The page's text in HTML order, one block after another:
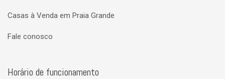
Casas à Venda em Praia Grande
Fale conosco
Horário de funcionamento